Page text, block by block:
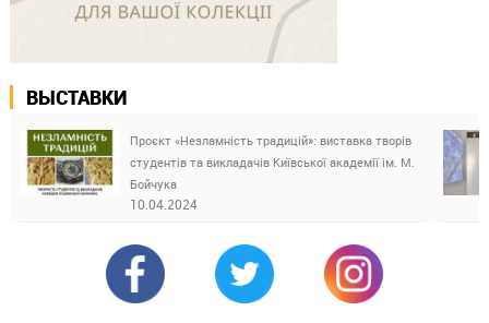
ВЫСТАВКИ
Проєкт «Незламність традицій»: виставка творів
студентів та викладачів Київської академії ім. М.
Бойчука
10.04.2024